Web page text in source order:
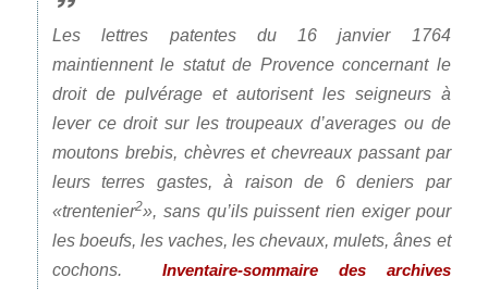
Les lettres patentes du 16 janvier 1764
maintiennent le statut de Provence concernant le
droit de pulvérage et autorisent les seigneurs à
lever ce droit sur les troupeaux d’averages ou de
moutons brebis, chèvres et chevreaux passant par
leurs terres gastes, à raison de 6 deniers par
«trentenier2», sans qu’ils puissent rien exiger pour
les boeufs, les vaches, les chevaux, mulets, ânes et
cochons.Inventaire-sommaire des archives